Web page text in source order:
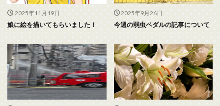
2025年11月19日
娘に絵を描いてもらいました！
2025年9月26日
今週の弱虫ペダルの記事について